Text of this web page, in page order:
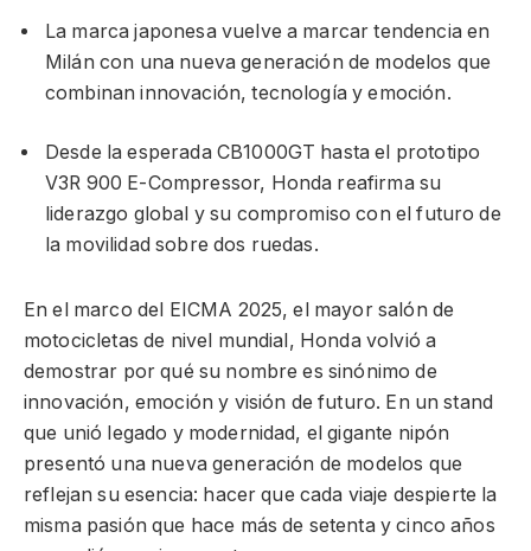
La marca japonesa vuelve a marcar tendencia en
Milán con una nueva generación de modelos que
combinan innovación, tecnología y emoción.
Desde la esperada CB1000GT hasta el prototipo
V3R 900 E-Compressor, Honda reafirma su
liderazgo global y su compromiso con el futuro de
la movilidad sobre dos ruedas.
En el marco del EICMA 2025, el mayor salón de
motocicletas de nivel mundial, Honda volvió a
demostrar por qué su nombre es sinónimo de
innovación, emoción y visión de futuro. En un stand
que unió legado y modernidad, el gigante nipón
presentó una nueva generación de modelos que
reflejan su esencia: hacer que cada viaje despierte la
misma pasión que hace más de setenta y cinco años